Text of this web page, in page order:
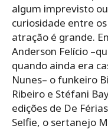
algum imprevisto
curiosidade entre
atração é grande.
Anderson Felício
quando ainda era
Nunes– o funkeiro
Ribeiro e Stéfani
edições de De
Selfie, o sertanejo